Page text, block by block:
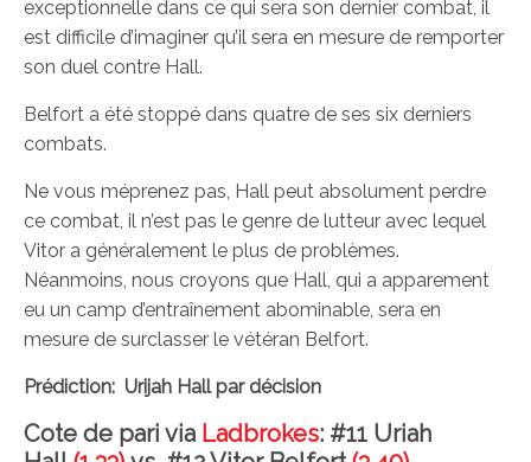
exceptionnelle dans ce qui sera son dernier combat, il
est difficile d’imaginer qu’il sera en mesure de remporter
son duel contre Hall.
Belfort a été stoppé dans quatre de ses six derniers
combats.
Ne vous méprenez pas, Hall peut absolument perdre
ce combat, il n’est pas le genre de lutteur avec lequel
Vitor a généralement le plus de problèmes.
Néanmoins, nous croyons que Hall, qui a apparement
eu un camp d’entraînement abominable, sera en
mesure de surclasser le vétéran Belfort.
Prédiction: Urijah Hall par décision
Cote de pari via Ladbrokes: #11 Uriah